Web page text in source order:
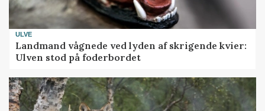
ULVE
Landmand vågnede ved lyden af skrigende kvier:
Ulven stod på foderbordet